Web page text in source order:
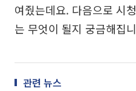
여줬는데요. 다음으로 시
는 무엇이 될지 궁금해집
관련 뉴스